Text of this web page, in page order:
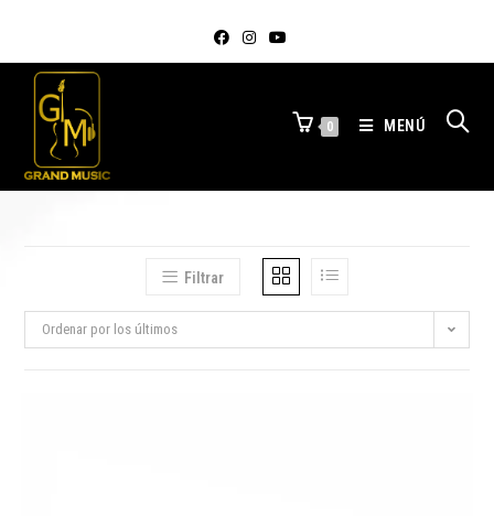
0 MENÚ
Filtrar
Ordenar por los últimos